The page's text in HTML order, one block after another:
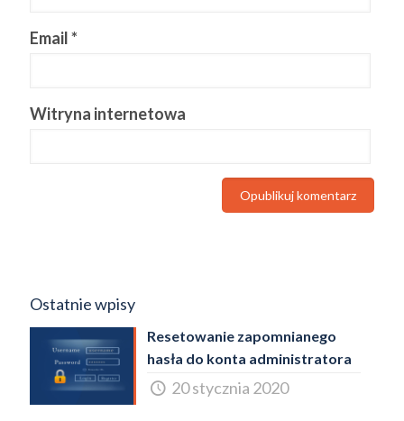
Email*
Witryna internetowa
Ostatnie wpisy
Resetowanie zapomnianego
hasła do konta administratora
20 stycznia 2020